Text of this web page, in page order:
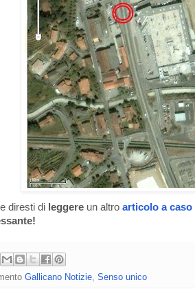
diresti di leggere un altro articolo a caso
Gallicano Notizie Senso unico